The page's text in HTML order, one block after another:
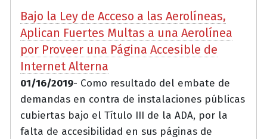
Bajo la Ley de Acceso a las Aerolíneas,
Aplican Fuertes Multas a una Aerolínea
por Proveer una Página Accesible de
Internet Alterna
01/16/2019- Como resultado del embate de
demandas en contra de instalaciones públicas
cubiertas bajo el Título III de la ADA, por la
falta de accesibilidad en sus páginas de